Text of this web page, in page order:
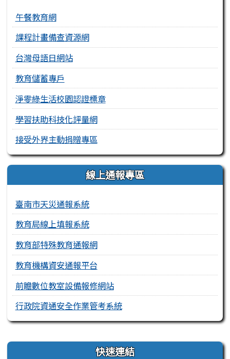
午餐教育網
課程計畫備查資源網
台灣母語日網站
教育儲蓄專戶
淨零綠生活校園認證標章
學習扶助科技化評量網
接受外界主動捐贈專區
線上通報專區
臺南市天災通報系統
教育局線上填報系統
教育部特殊教育通報網
教育機構資安通報平台
前瞻數位教室設備報修網站
行政院資通安全作業管考系統
右邊區域內容 快速連結